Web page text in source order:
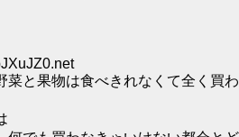
菜と果物は食べきれなくて全く買わ